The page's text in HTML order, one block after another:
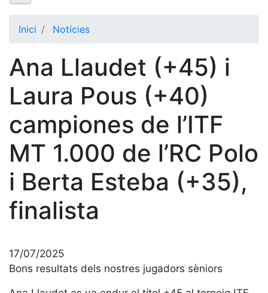
Història
història
Cronologia
Presidents
Organització
Junta
directiva
Comissions
i comités
executiva
Inici Notícies
Ana Llaudet (+45) i
Laura Pous (+40)
campiones de l’ITF
MT 1.000 de l’RC Polo
i Berta Esteba (+35),
finalista
17/07/2025
Bons resultats dels nostres jugadors sèniors